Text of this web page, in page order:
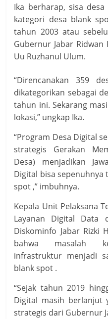
Ika berharap, sisa
kategori desa blank
tahun 2003 atau
Gubernur Jabar
Uu Ruzhanul Ulum.
“Direncanakan 359
dikategorikan sebagai
tahun ini. Sekarang
lokasi,” ungkap Ika.
“Program Desa Digital
strategis Gerakan
Desa) menjadikan
Digital bisa sepenuhnya
spot ,” imbuhnya.
Kepala Unit Pelaksana
Layanan Digital Data
Diskominfo Jabar Rizki
bahwa masalah
infrastruktur menjadi
blank spot .
“Sejak tahun 2019
Digital masih berlanjut
strategis dari Gubernur